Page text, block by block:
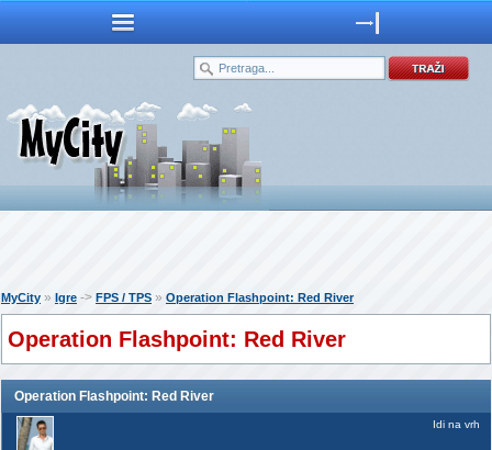
MyCity » Igre -> FPS / TPS » Operation Flashpoint: Red River
Operation Flashpoint: Red River
Operation Flashpoint: Red River
Idi na vrh